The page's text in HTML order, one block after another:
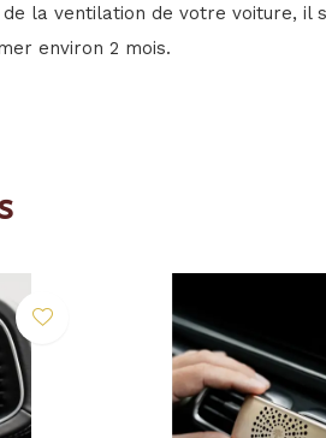
la ventilation de votre voiture, il
environ 2 mois.